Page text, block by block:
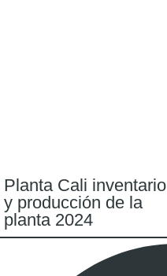
Planta Cali inventario
y producción de la
planta 2024